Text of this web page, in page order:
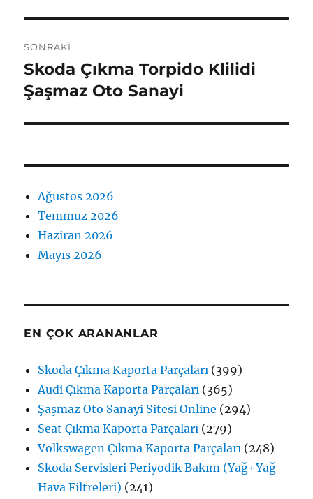
SONRAKI
Sonraki
yazı:
Skoda Çıkma Torpido Klilidi
Şaşmaz Oto Sanayi
Ağustos 2026
Temmuz 2026
Haziran 2026
Mayıs 2026
EN ÇOK ARANANLAR
Skoda Çıkma Kaporta Parçaları (399)
Audi Çıkma Kaporta Parçaları (365)
Şaşmaz Oto Sanayi Sitesi Online (294)
Seat Çıkma Kaporta Parçaları (279)
Volkswagen Çıkma Kaporta Parçaları (248)
Skoda Servisleri Periyodik Bakım (Yağ+Yağ-
Hava Filtreleri) (241)